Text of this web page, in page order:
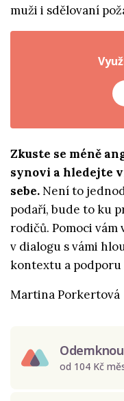
muži i sdělovaní
Zkuste se méně
synovi a hledejte
sebe. Není to
podaří, bude to ku
rodičů. Pomoci
v dialogu s vámi
kontextu a podporu
Martina Porkertová
od 104 Kč